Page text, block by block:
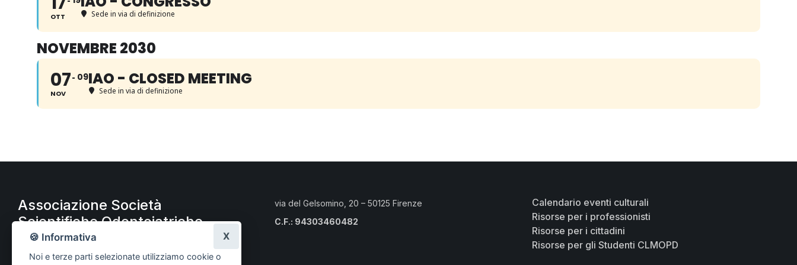
OTT Sede in via di definizione
NOVEMBRE 2030
07
NOV
09IAO - CLOSED MEETING
Sede in via di definizione
Associazione Società
Scientifiche Odontoiatriche
A.S.S.O.
via del Gelsomino, 20 – 50125 Firenze
C.F.: 94303460482
Calendario eventi culturali
Risorse per i professionisti
Risorse per i cittadini
Risorse per gli Studenti CLMOPD
🍪 Informativa
Noi e terze parti selezionate utilizziamo cookie o
X